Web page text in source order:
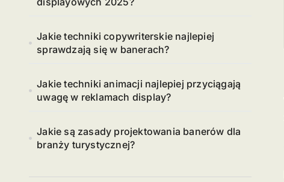
Jakie techniki copywriterskie najlepiej
sprawdzają się w banerach?
Jakie techniki animacji najlepiej przyciągają
uwagę w reklamach display?
Jakie są zasady projektowania banerów dla
branży turystycznej?